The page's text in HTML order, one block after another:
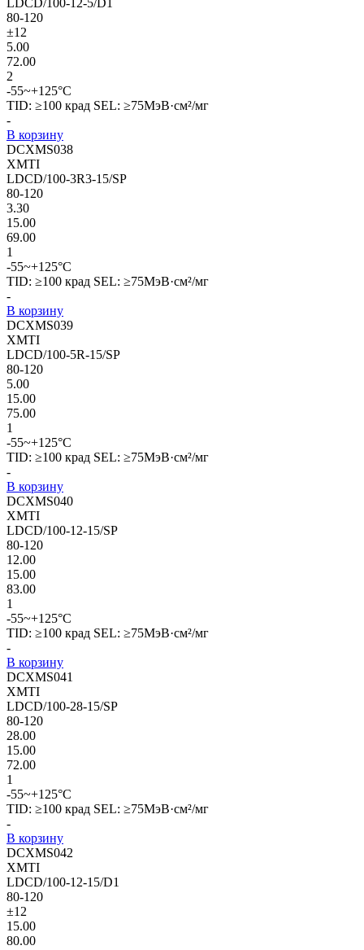
80-120
±12
5.00
72.00
2
-55~+125°C
TID: ≥100 крад SEL: ≥75МэВ·см²/мг
-
В корзину
DCXMS038
XMTI
LDCD/100-3R3-15/SP
80-120
3.30
15.00
69.00
1
-55~+125°C
TID: ≥100 крад SEL: ≥75МэВ·см²/мг
-
В корзину
DCXMS039
XMTI
LDCD/100-5R-15/SP
80-120
5.00
15.00
75.00
1
-55~+125°C
TID: ≥100 крад SEL: ≥75МэВ·см²/мг
-
В корзину
DCXMS040
XMTI
LDCD/100-12-15/SP
80-120
12.00
15.00
83.00
1
-55~+125°C
TID: ≥100 крад SEL: ≥75МэВ·см²/мг
-
В корзину
DCXMS041
XMTI
LDCD/100-28-15/SP
80-120
28.00
15.00
72.00
1
-55~+125°C
TID: ≥100 крад SEL: ≥75МэВ·см²/мг
-
В корзину
DCXMS042
XMTI
LDCD/100-12-15/D1
80-120
±12
15.00
80.00